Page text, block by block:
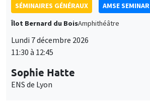
SÉMINAIRES GÉNÉRAUX
AMSE SEMINAR
Îlot Bernard du BoisAmphithéâtre
Lundi 7 décembre 2026
11:30 à 12:45
Sophie Hatte
ENS de Lyon